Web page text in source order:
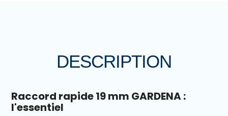
DESCRIPTION
Raccord rapide 19 mm GARDENA :
l'essentiel